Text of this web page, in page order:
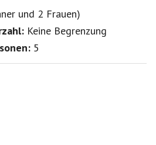
und 2 Frauen)
Keine Begrenzung
5